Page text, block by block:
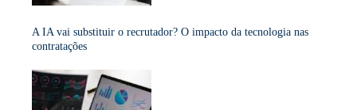
A IA vai substituir o recrutador? O impacto da tecnologia nas
contratações